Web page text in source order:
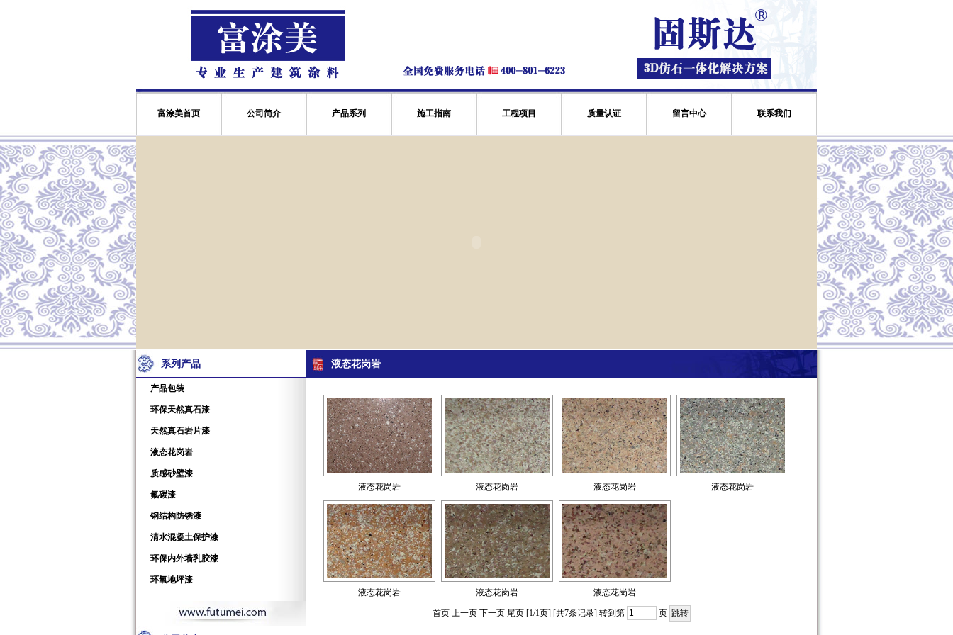
富涂美首页 公司简介 产品系列 施工指南 工程项目 质量认证 留言中心 联系我们
系列产品
产品包装
环保天然真石漆
天然真石岩片漆
液态花岗岩
质感砂壁漆
氟碳漆
钢结构防锈漆
清水混凝土保护漆
环保内外墙乳胶漆
环氧地坪漆
液态花岗岩
液态花岗岩 液态花岗岩 液态花岗岩 液态花岗岩
液态花岗岩 液态花岗岩 液态花岗岩
首页 上一页 下一页 尾页 [1/1页] [共7条记录] 转到第 页